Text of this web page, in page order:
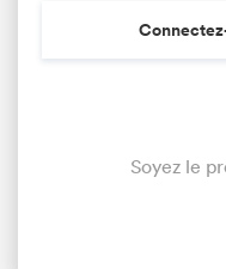
Soyez le